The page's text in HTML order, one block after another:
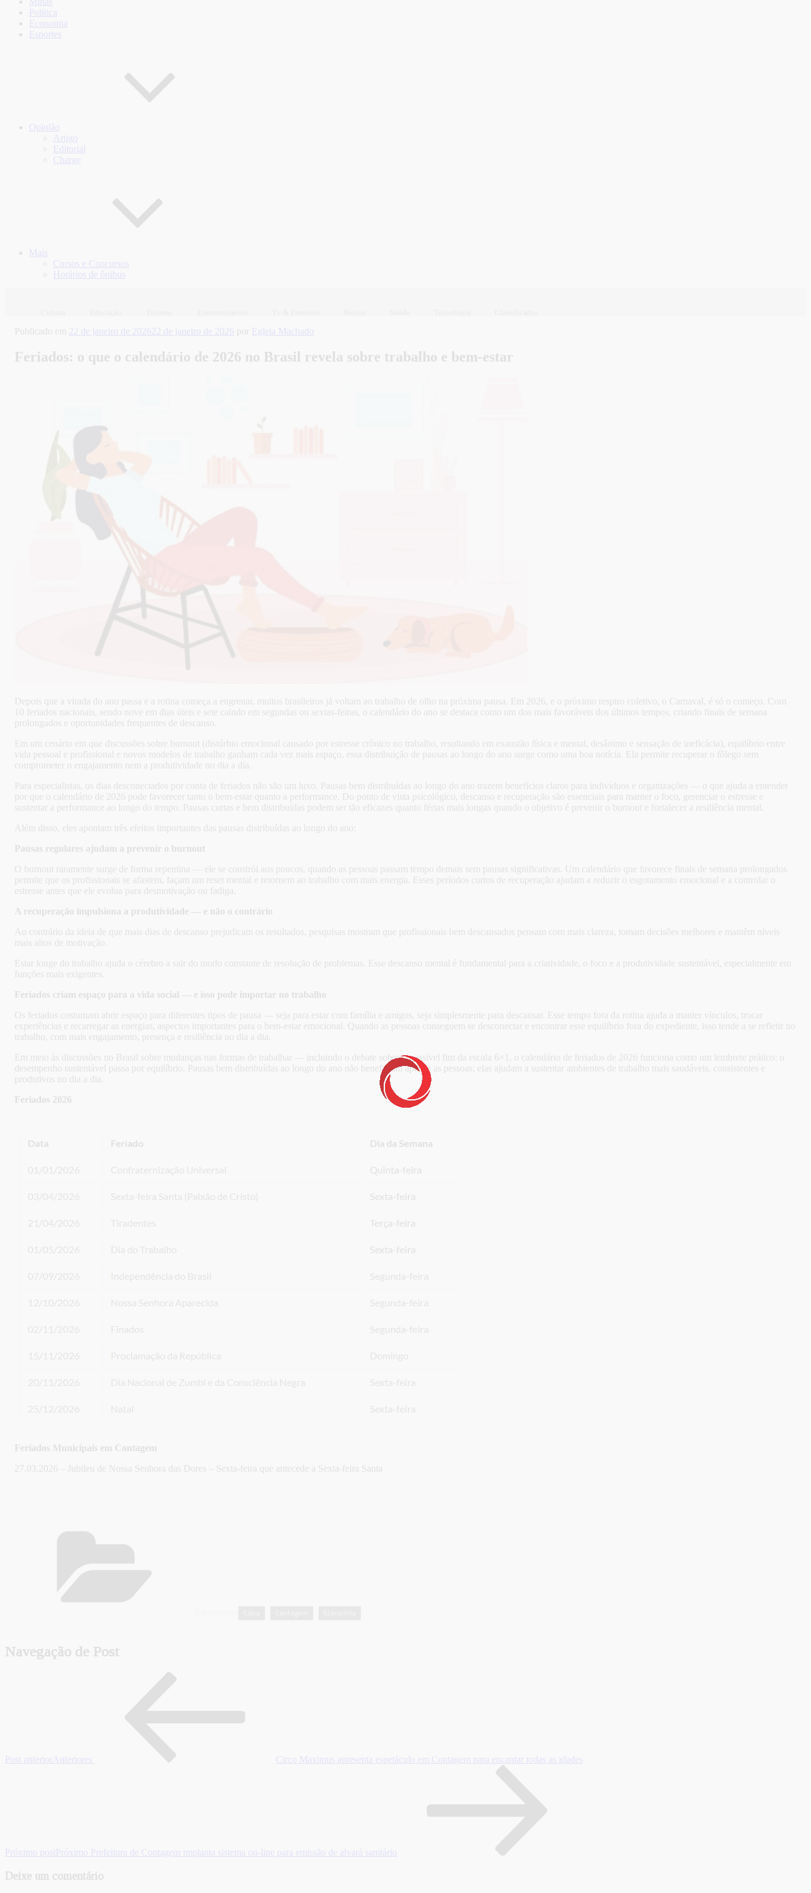
Política
Economia
Esportes
Opinião
Artigo
Editorial
Charge
Mais
Cursos e Concursos
Horários de ônibus
Publicado em 22 de janeiro de 2026 22 de janeiro de 2026 por Egleia Machado
Feriados: o que o calendário de 2026 no Brasil revela sobre trabalho e bem-estar
Depois que a virada do ano passa e a rotina começa a engrenar, muitos brasileiros já voltam ao trabalho de olho na próxima pausa. Em 2026, e o próximo respiro coletivo, o Carnaval, é só o começo. Com
10 feriados nacionais, sendo nove em dias úteis e sete caindo em segundas ou sextas-feiras, o calendário do ano se destaca como um dos mais favoráveis dos últimos tempos, criando finais de semana
prolongados e oportunidades frequentes de descanso.
Em um cenário em que discussões sobre burnout (distúrbio emocional causado por estresse crônico no trabalho, resultando em exaustão física e mental, desânimo e sensação de ineficácia), equilíbrio entre
vida pessoal e profissional e novos modelos de trabalho ganham cada vez mais espaço, essa distribuição de pausas ao longo do ano surge como uma boa notícia. Ela permite recuperar o fôlego sem
comprometer o engajamento nem a produtividade no dia a dia.
Para especialistas, os dias desconectados por conta de feriados não são um luxo. Pausas bem distribuídas ao longo do ano trazem benefícios claros para indivíduos e organizações — o que ajuda a entender
por que o calendário de 2026 pode favorecer tanto o bem-estar quanto a performance. Do ponto de vista psicológico, descanso e recuperação são essenciais para manter o foco, gerenciar o estresse e
sustentar a performance ao longo do tempo. Pausas curtas e bem distribuídas podem ser tão eficazes quanto férias mais longas quando o objetivo é prevenir o burnout e fortalecer a resiliência mental.
Além disso, eles apontam três efeitos importantes das pausas distribuídas ao longo do ano:
Pausas regulares ajudam a prevenir o burnout
O burnout raramente surge de forma repentina — ele se constrói aos poucos, quando as pessoas passam tempo demais sem pausas significativas. Um calendário que favorece finais de semana prolongados
permite que os profissionais se afastem, façam um reset mental e retornem ao trabalho com mais energia. Esses períodos curtos de recuperação ajudam a reduzir o esgotamento emocional e a controlar o
estresse antes que ele evolua para desmotivação ou fadiga.
A recuperação impulsiona a produtividade — e não o contrário
Ao contrário da ideia de que mais dias de descanso prejudicam os resultados, pesquisas mostram que profissionais bem descansados pensam com mais clareza, tomam decisões melhores e mantêm níveis
mais altos de motivação.
Estar longe do trabalho ajuda o cérebro a sair do modo constante de resolução de problemas. Esse descanso mental é fundamental para a criatividade, o foco e a produtividade sustentável, especialmente em
funções mais exigentes.
Feriados criam espaço para a vida social — e isso pode importar no trabalho
Os feriados costumam abrir espaço para diferentes tipos de pausa — seja para estar com família e amigos, seja simplesmente para descansar. Esse tempo fora da rotina ajuda a manter vínculos, trocar
experiências e recarregar as energias, aspectos importantes para o bem-estar emocional. Quando as pessoas conseguem se desconectar e encontrar esse equilíbrio fora do expediente, isso tende a se refletir no
trabalho, com mais engajamento, presença e resiliência no dia a dia.
Em meio às discussões no Brasil sobre mudanças nas formas de trabalhar — incluindo o debate sobre o possível fim da escala 6×1, o calendário de feriados de 2026 funciona como um lembrete prático: o
desempenho sustentável passa por equilíbrio. Pausas bem distribuídas ao longo do ano não beneficiam apenas as pessoas; elas ajudam a sustentar ambientes de trabalho mais saudáveis, consistentes e
produtivos no dia a dia.
Feriados 2026
Feriados Municipais em Contagem
27.03.2026 – Jubileu de Nossa Senhora das Dores – Sexta-feira que antecede a Sexta-feira Santa
Navegação de Post
Post anterior Anteriores Circo Maximus apresenta espetáculo em Contagem para encantar todas as idades
Próximo post Próximo Prefeitura de Contagem implanta sistema on-line para emissão de alvará sanitário
Deixe um comentário